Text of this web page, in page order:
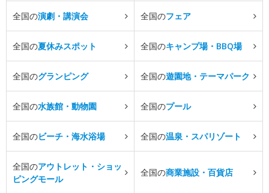
全国の演劇・講演会 全国のフェア
全国の夏休みスポット 全国のキャンプ場・BBQ場
全国のグランピング 全国の遊園地・テーマパーク
全国の水族館・動物園 全国のプール
全国のビーチ・海水浴場 全国の温泉・スパリゾート
全国のアウトレット・ショッ
ピングモール
全国の商業施設・百貨店